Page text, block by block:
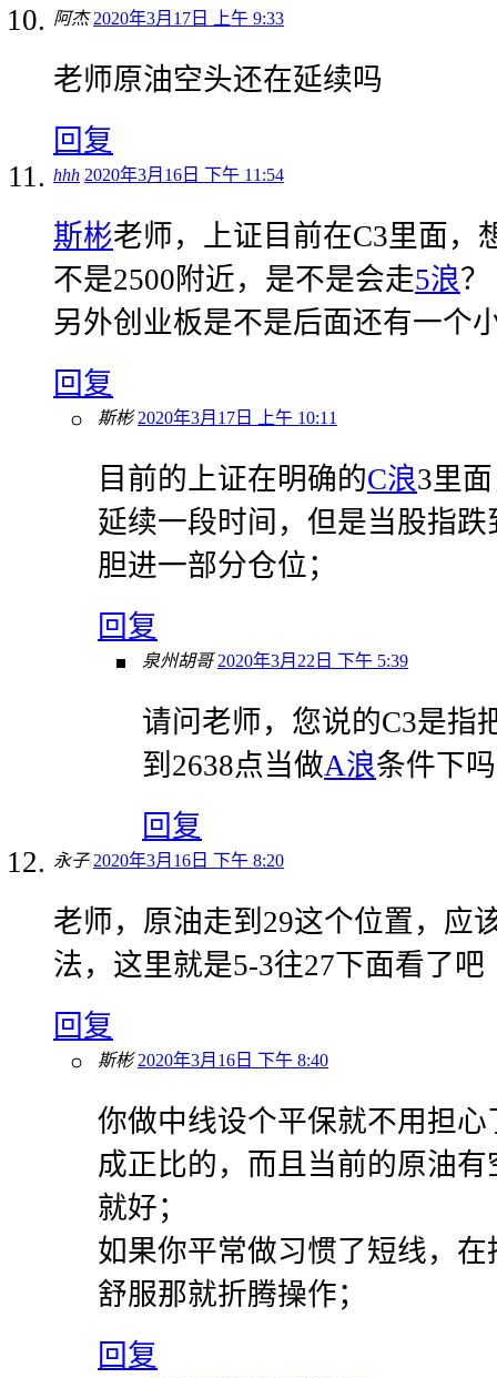
阿杰 2020年3月17日 上午 9:33
老师原油空头还在延续吗
回复
hhh 2020年3月16日 下午 11:54
斯彬老师，上证目前在C3里面，
不是2500附近，是不是会走5浪？
另外创业板是不是后面还有一个
回复
斯彬 2020年3月17日 上午 10:11
目前的上证在明确的C浪3里
延续一段时间，但是当股指跌
胆进一部分仓位；
回复
泉州胡哥 2020年3月22日 下午 5:39
请问老师，您说的C3是指
到2638点当做A浪条件下
回复
永子 2020年3月16日 下午 8:20
老师，原油走到29这个位置，应
法，这里就是5-3往27下面看了吧
回复
斯彬 2020年3月16日 下午 8:40
你做中线设个平保就不用担
成正比的，而且当前的原油
就好；
如果你平常做习惯了短线，
舒服那就折腾操作；
回复